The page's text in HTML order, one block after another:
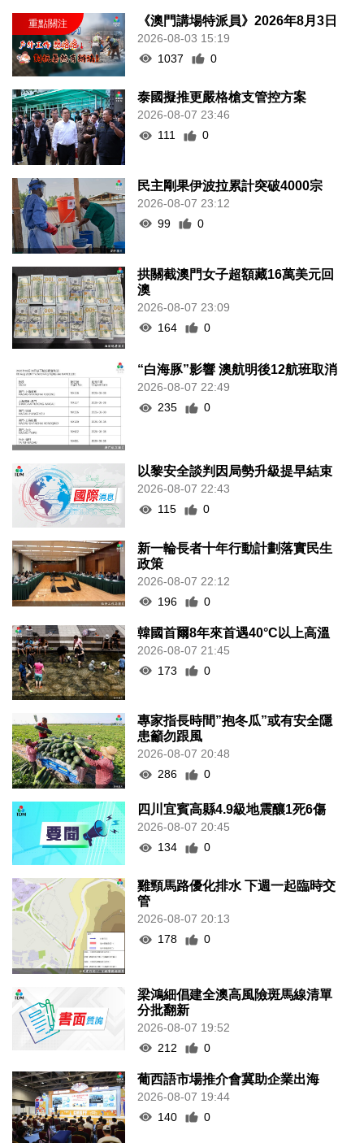
《澳門講場特派員》2026年8月3日
2026-08-03 15:19
1037
0
泰國擬推更嚴格槍支管控方案
2026-08-07 23:46
111
0
民主剛果伊波拉累計突破4000宗
2026-08-07 23:12
99
0
拱關截澳門女子超額藏16萬美元回
澳
2026-08-07 23:09
164
0
“白海豚”影響 澳航明後12航班取消
2026-08-07 22:49
235
0
以黎安全談判因局勢升級提早結束
2026-08-07 22:43
115
0
新一輪長者十年行動計劃落實民生
政策
2026-08-07 22:12
196
0
韓國首爾8年來首遇40°C以上高溫
2026-08-07 21:45
173
0
專家指長時間”抱冬瓜”或有安全隱
患籲勿跟風
2026-08-07 20:48
286
0
四川宜賓高縣4.9級地震釀1死6傷
2026-08-07 20:45
134
0
雞頸馬路優化排水 下週一起臨時交
管
2026-08-07 20:13
178
0
梁鴻細倡建全澳高風險斑馬線清單
分批翻新
2026-08-07 19:52
212
0
葡西語市場推介會冀助企業出海
2026-08-07 19:44
140
0